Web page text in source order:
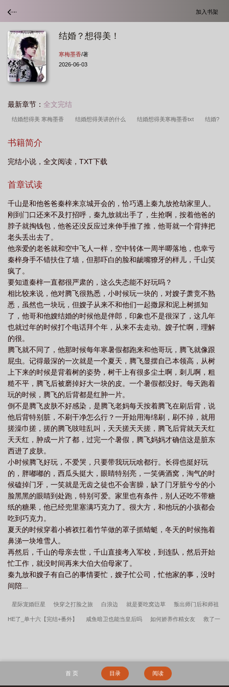
加入书架
结婚？想得美！
寒梅墨香/著
2026-06-03
最新章节： 全文完结
结婚想得美 寒梅墨香 结婚想得美讲的什么 结婚想得美寒梅墨香txt 结婚?
想得美 结婚想得美寒梅墨
包 结婚想得美谁是攻 结婚想得美txt百度
书籍简介
完结小说，全文阅读，TXT下载
首章试读
千山是和他爸爸秦梓来京城开会的，恰巧遇上秦九放抢劫家里人。
刚到门口还来不及打招呼，秦九放就出手了，生抢啊，按着他爸的
脖子就掏钱包，他爸还没反应过来伸手推了推，他哥就一个背摔把
老头丢出去了。
他亲爱的老爸就和空中飞人一样，空中转体一周半唧落地，也幸亏
秦梓身手不错扶住了墙，但那吓白的脸和龇嘴獠牙的样儿，千山笑
疯了。
要知道秦梓一直都很严肃的，这么失态能不好玩吗？
相比较来说，他对腾飞很熟悉，小时候玩一块的，对嫂子萧竞不熟
悉，虽然也一块玩，但嫂子从来不和他们一起撒尿和泥上树抓知
了，他哥和他嫂结婚的时候他是伴郎，印象也不是很深了，这几年
也就过年的时候打个电话拜个年，从来不去走动。嫂子忙啊，理解
的很。
腾飞就不同了，他那时候每年寒暑假都跑来和他哥玩，腾飞就像跟
屁虫。记得最深的一次就是一个夏天，腾飞显摆自己本领高，从树
上下来的时候是背着树的姿势，树干上有很多尘土啊，刺儿啊，粗
糙不平，腾飞后被磨掉好大一块的皮。一个暑假都没好。每天跑着
玩的时候，腾飞的后背都是红肿一片。
倒不是腾飞皮肤不好感染，是腾飞老妈每天按着腾飞在刷后背，说
他后背特别脏，不刷干净怎么行？一开始用海绵刷，刷不掉，就用
搓澡巾搓，搓的腾飞吱哇乱叫，天天搓天天搓，腾飞后背就天天红
天天红，肿成一片了都，过完一个暑假，腾飞妈妈才确信这是脏东
西进了皮肤。
小时候腾飞好玩，不爱哭，只要带我玩玩啥都行。长得也挺好玩
的，胖嘟嘟的，西瓜头挺大，眼睛特别亮，一笑俩酒窝，淘气的时
候磕掉门牙，一笑就是无齿之徒也不会害臊，缺了门牙脏兮兮的小
脸黑黑的眼睛到处跑，特别可爱。家里也有条件，别人还吃不带糖
纸的糖果，他已经兜里塞满巧克力了。很大方，和他玩的小孩都会
吃到巧克力。
夏天的时候穿着小裤衩扛着竹竿做的罩子抓蜻蜓，冬天的时候拖着
鼻涕一块堆雪人。
再然后，千山的母亲去世，千山直接考入军校，到连队，然后开始
忙工作，就没时间再来大伯大伯母家了。
秦九放和嫂子有自己的事情要忙，嫂子忙公司，忙他家的事，没时
间陪...
星际宠婚巨星 快穿之打脸之旅 白浪边 就是要吃窝边草 叛出师门后和师祖
HE了_单十六【完结+番外】 咸鱼暗卫也能当皇后吗 如何娇养作精女友 救了一
六零小老鼠日常 我以力服仙 李春桃周志军小说笔趣阁
首 页 目录 阅读